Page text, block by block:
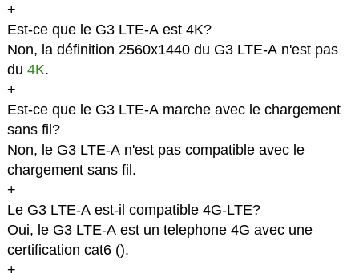
+
Est-ce que le G3 LTE-A est 4K?
Non, la définition 2560x1440 du G3 LTE-A n'est pas
du 4K.
+
Est-ce que le G3 LTE-A marche avec le chargement
sans fil?
Non, le G3 LTE-A n'est pas compatible avec le
chargement sans fil.
+
Le G3 LTE-A est-il compatible 4G-LTE?
Oui, le G3 LTE-A est un telephone 4G avec une
certification cat6 ().